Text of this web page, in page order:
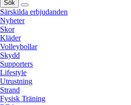
Sök
Särskilda erbjudanden
Nyheter
Skor
Kläder
Volleybollar
Skydd
Supporters
Lifestyle
Utrustning
Strand
Fysisk Träning